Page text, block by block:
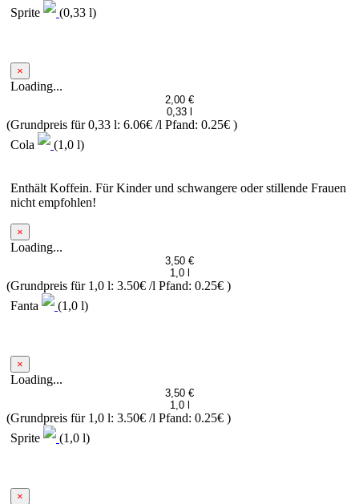
Sprite
(0,33 l)
×
Loading...
2,00 €
0,33 l
(Grundpreis für 0,33 l: 6.06€ /l Pfand: 0.25€ )
Cola
(1,0 l)
Enthält Koffein. Für Kinder und schwangere oder stillende Frauen
nicht empfohlen!
×
Loading...
3,50 €
1,0 l
(Grundpreis für 1,0 l: 3.50€ /l Pfand: 0.25€ )
Fanta
(1,0 l)
×
Loading...
3,50 €
1,0 l
(Grundpreis für 1,0 l: 3.50€ /l Pfand: 0.25€ )
Sprite
(1,0 l)
×